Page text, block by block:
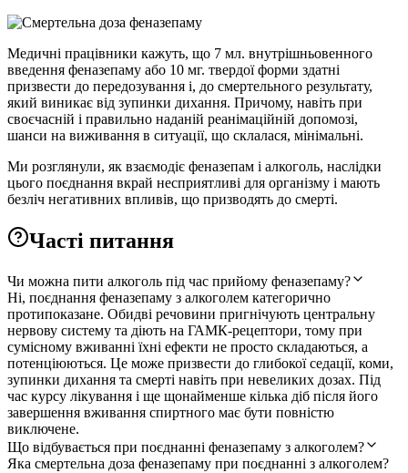
Медичні працівники кажуть, що 7 мл. внутрішньовенного
введення феназепаму або 10 мг. твердої форми здатні
призвести до передозування і, до смертельного результату,
який виникає від зупинки дихання. Причому, навіть при
своєчасній і правильно наданій реанімаційній допомозі,
шанси на виживання в ситуації, що склалася, мінімальні.
Ми розглянули, як взаємодіє феназепам і алкоголь, наслідки
цього поєднання вкрай несприятливі для організму і мають
безліч негативних впливів, що призводять до смерті.
Часті питання
Чи можна пити алкоголь під час прийому феназепаму?
Ні, поєднання феназепаму з алкоголем категорично
протипоказане. Обидві речовини пригнічують центральну
нервову систему та діють на ГАМК-рецептори, тому при
сумісному вживанні їхні ефекти не просто складаються, а
потенціюються. Це може призвести до глибокої седації, коми,
зупинки дихання та смерті навіть при невеликих дозах. Під
час курсу лікування і ще щонайменше кілька діб після його
завершення вживання спиртного має бути повністю
виключене.
Що відбувається при поєднанні феназепаму з алкоголем?
Яка смертельна доза феназепаму при поєднанні з алкоголем?